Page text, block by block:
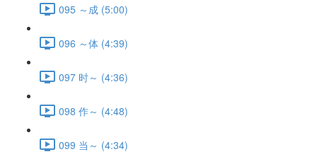
095 ～成 (5:00)
096 ～体 (4:39)
097 时～ (4:36)
098 作～ (4:48)
099 当～ (4:34)